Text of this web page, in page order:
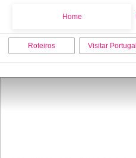
Home
Roteiros Visitar Portugal